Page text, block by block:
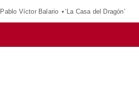
Pablo Víctor Balario ‘La Casa del Dragón’